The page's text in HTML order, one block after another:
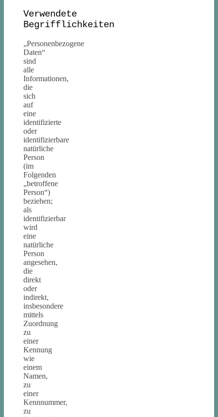
Verwendete
Begrifflichkeiten
„Personenbezogene
Daten“
sind
alle
Informationen,
die
sich
auf
eine
identifizierte
oder
identifizierbare
natürliche
Person
(im
Folgenden
„betroffene
Person“)
beziehen;
als
identifizierbar
wird
eine
natürliche
Person
angesehen,
die
direkt
oder
indirekt,
insbesondere
mittels
Zuordnung
zu
einer
Kennung
wie
einem
Namen,
zu
einer
Kennnummer,
zu